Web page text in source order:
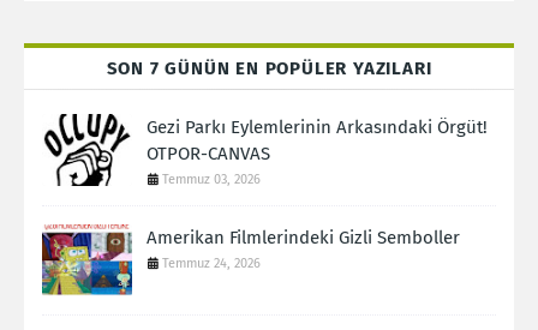
SON 7 GÜNÜN EN POPÜLER YAZILARI
Gezi Parkı Eylemlerinin Arkasındaki Örgüt!
OTPOR-CANVAS
Temmuz 03, 2026
Amerikan Filmlerindeki Gizli Semboller
Temmuz 24, 2026